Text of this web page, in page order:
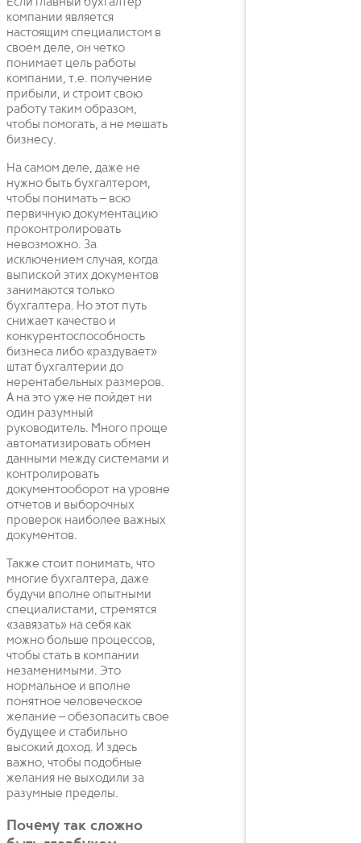
Если главный бухгалтер
компании является
настоящим специалистом в
своем деле, он четко
понимает цель работы
компании, т.е. получение
прибыли, и строит свою
работу таким образом,
чтобы помогать, а не мешать
бизнесу.
На самом деле, даже не
нужно быть бухгалтером,
чтобы понимать – всю
первичную документацию
проконтролировать
невозможно. За
исключением случая, когда
выпиской этих документов
занимаются только
бухгалтера. Но этот путь
снижает качество и
конкурентоспособность
бизнеса либо «раздувает»
штат бухгалтерии до
нерентабельных размеров.
А на это уже не пойдет ни
один разумный
руководитель. Много проще
автоматизировать обмен
данными между системами и
контролировать
документооборот на уровне
отчетов и выборочных
проверок наиболее важных
документов.
Также стоит понимать, что
многие бухгалтера, даже
будучи вполне опытными
специалистами, стремятся
«завязать» на себя как
можно больше процессов,
чтобы стать в компании
незаменимыми. Это
нормальное и вполне
понятное человеческое
желание – обезопасить свое
будущее и стабильно
высокий доход. И здесь
важно, чтобы подобные
желания не выходили за
разумные пределы.
Почему так сложно